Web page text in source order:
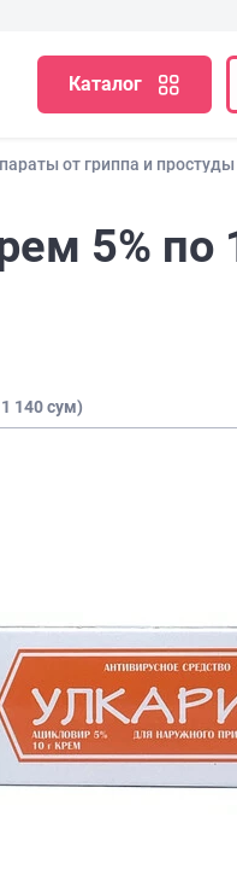
Каталог
от гриппа и простуды
5% по
140 сум)